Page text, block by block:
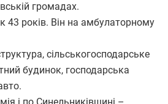
громадах.
43 років. Він на амбулаторному
сільськогосподарське
будинок, господарська